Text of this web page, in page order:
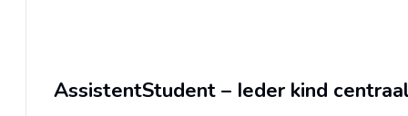
AssistentStudent – Ieder kind